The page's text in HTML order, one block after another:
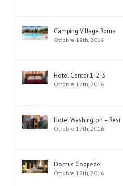
Camping Village Roma
Ottobre 18th, 2016
Hotel Center 1-2-3
Ottobre 17th, 2016
Hotel Washington – Resi
Ottobre 17th, 2016
Domus Coppede’
Ottobre 18th, 2016